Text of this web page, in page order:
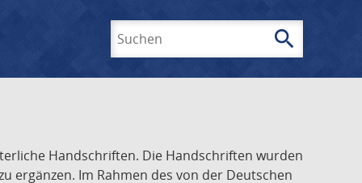
search
Handschriften. Die Handschriften wurden
ergänzen. Im Rahmen des von der Deutschen